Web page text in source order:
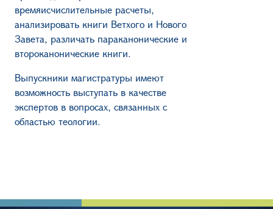
времяисчислительные расчеты,
анализировать книги Ветхого и Нового
Завета, различать параканонические и
второканонические книги.
Выпускники магистратуры имеют
возможность выступать в качестве
экспертов в вопросах, связанных с
областью теологии.